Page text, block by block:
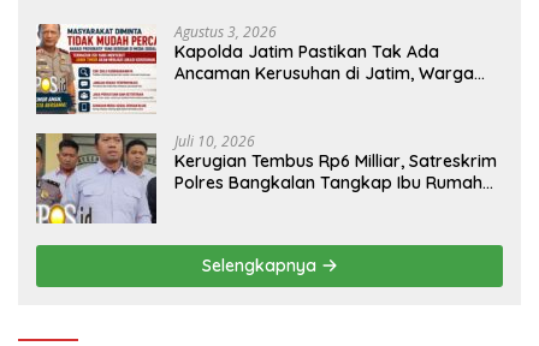
Agustus 3, 2026
Kapolda Jatim Pastikan Tak Ada
Ancaman Kerusuhan di Jatim, Warga
Juli 10, 2026
Kerugian Tembus Rp6 Milliar, Satreskrim
Polres Bangkalan Tangkap Ibu Rumah
Selengkapnya